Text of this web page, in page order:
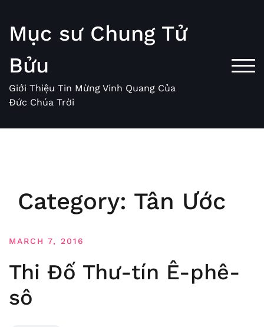
content
Mục sư Chung Tử
Bửu
Giới Thiệu Tin Mừng Vinh Quang Của
Đức Chúa Trời
Category: Tân Ước
MARCH 7, 2016
Thi Đố Thư-tín Ê-phê-
sô